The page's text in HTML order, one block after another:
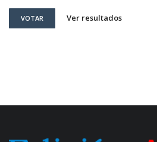
VOTAR Ver resultados